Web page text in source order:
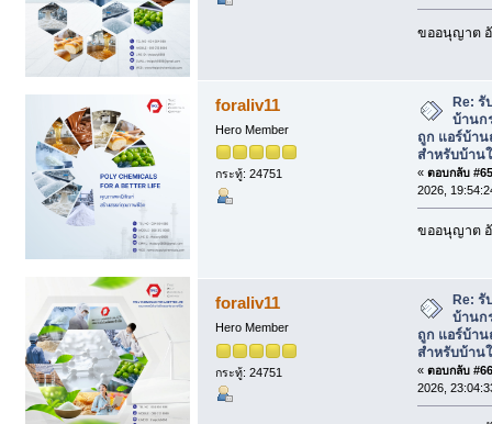
ขออนุญาต
foraliv11
Hero Member
กระทู้: 24751
Re: รั
บ้านก
ถูก แอร์บ้า
สำหรับบ้าน
« ตอบกลับ
2026,
ขออนุญาต
foraliv11
Hero Member
กระทู้: 24751
Re: รั
บ้านก
ถูก แอร์บ้า
สำหรับบ้าน
« ตอบกลับ
2026,